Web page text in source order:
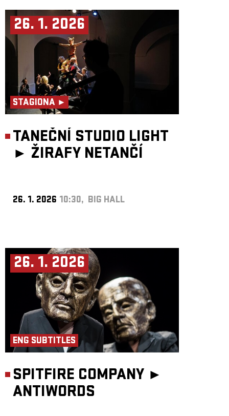
26. 1. 2026
STAGIONA ►
TANEČNÍ STUDIO LIGHT
► ŽIRAFY NETANČÍ
26. 1. 2026 10:30, BIG HALL
26. 1. 2026
ENG SUBTITLES
SPITFIRE COMPANY ►
ANTIWORDS